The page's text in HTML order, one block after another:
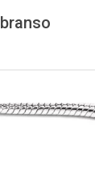
branso